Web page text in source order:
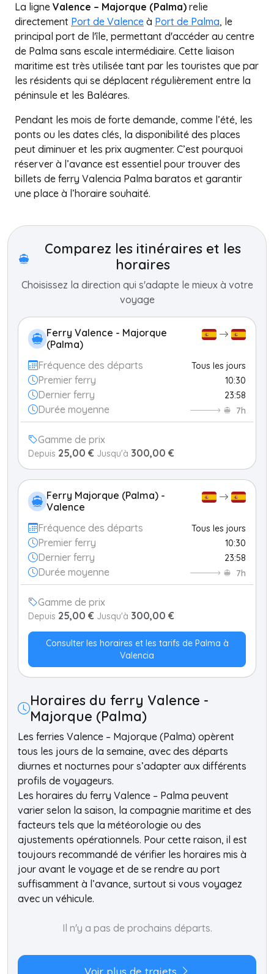
La ligne Valence – Majorque (Palma) relie
directement Port de Valence à Port de Palma, le
principal port de l'île, permettant d'accéder au centre
de Palma sans escale intermédiaire. Cette liaison
maritime est très utilisée tant par les touristes que par
les résidents qui se déplacent régulièrement entre la
péninsule et les Baléares.
Pendant les mois de forte demande, comme l’été, les
ponts ou les dates clés, la disponibilité des places
peut diminuer et les prix augmenter. C’est pourquoi
réserver à l’avance est essentiel pour trouver des
billets de ferry Valencia Palma baratos et garantir
une place à l’horaire souhaité.
+
Comparez les itinéraires et les
horaires
Choisissez la direction qui s'adapte le mieux à votre
voyage
Ferry Valence - Majorque
(Palma)
Fréquence des départs
Tous les jours
Premier ferry 10:30
Dernier ferry 23:58
Durée moyenne 7h
Gamme de prix
Depuis 25,00 € Jusqu'à 300,00 €
Ferry Majorque (Palma) -
Valence
Fréquence des départs
Tous les jours
Premier ferry 10:30
Dernier ferry 23:58
Durée moyenne 7h
Gamme de prix
Depuis 25,00 € Jusqu'à 300,00 €
Consulter les horaires et les tarifs de Palma à
Valencia
Horaires du ferry Valence -
Majorque (Palma)
Les ferries Valence – Majorque (Palma) opèrent
tous les jours de la semaine, avec des départs
diurnes et nocturnes pour s’adapter aux différents
profils de voyageurs.
Les horaires du ferry Valence – Palma peuvent
varier selon la saison, la compagnie maritime et des
facteurs tels que la météorologie ou des
ajustements opérationnels. Pour cette raison, il est
toujours recommandé de vérifier les horaires mis à
jour avant le voyage et de se rendre au port
suffisamment à l’avance, surtout si vous voyagez
avec un véhicule.
Il n'y a pas de prochains départs.
Voir plus de trajets